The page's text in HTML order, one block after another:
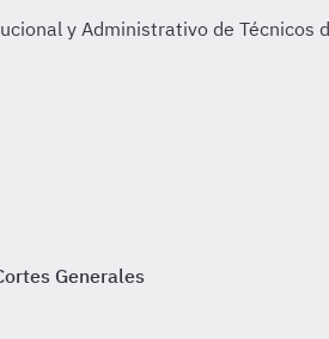
y Administrativo de Técnicos
Generales